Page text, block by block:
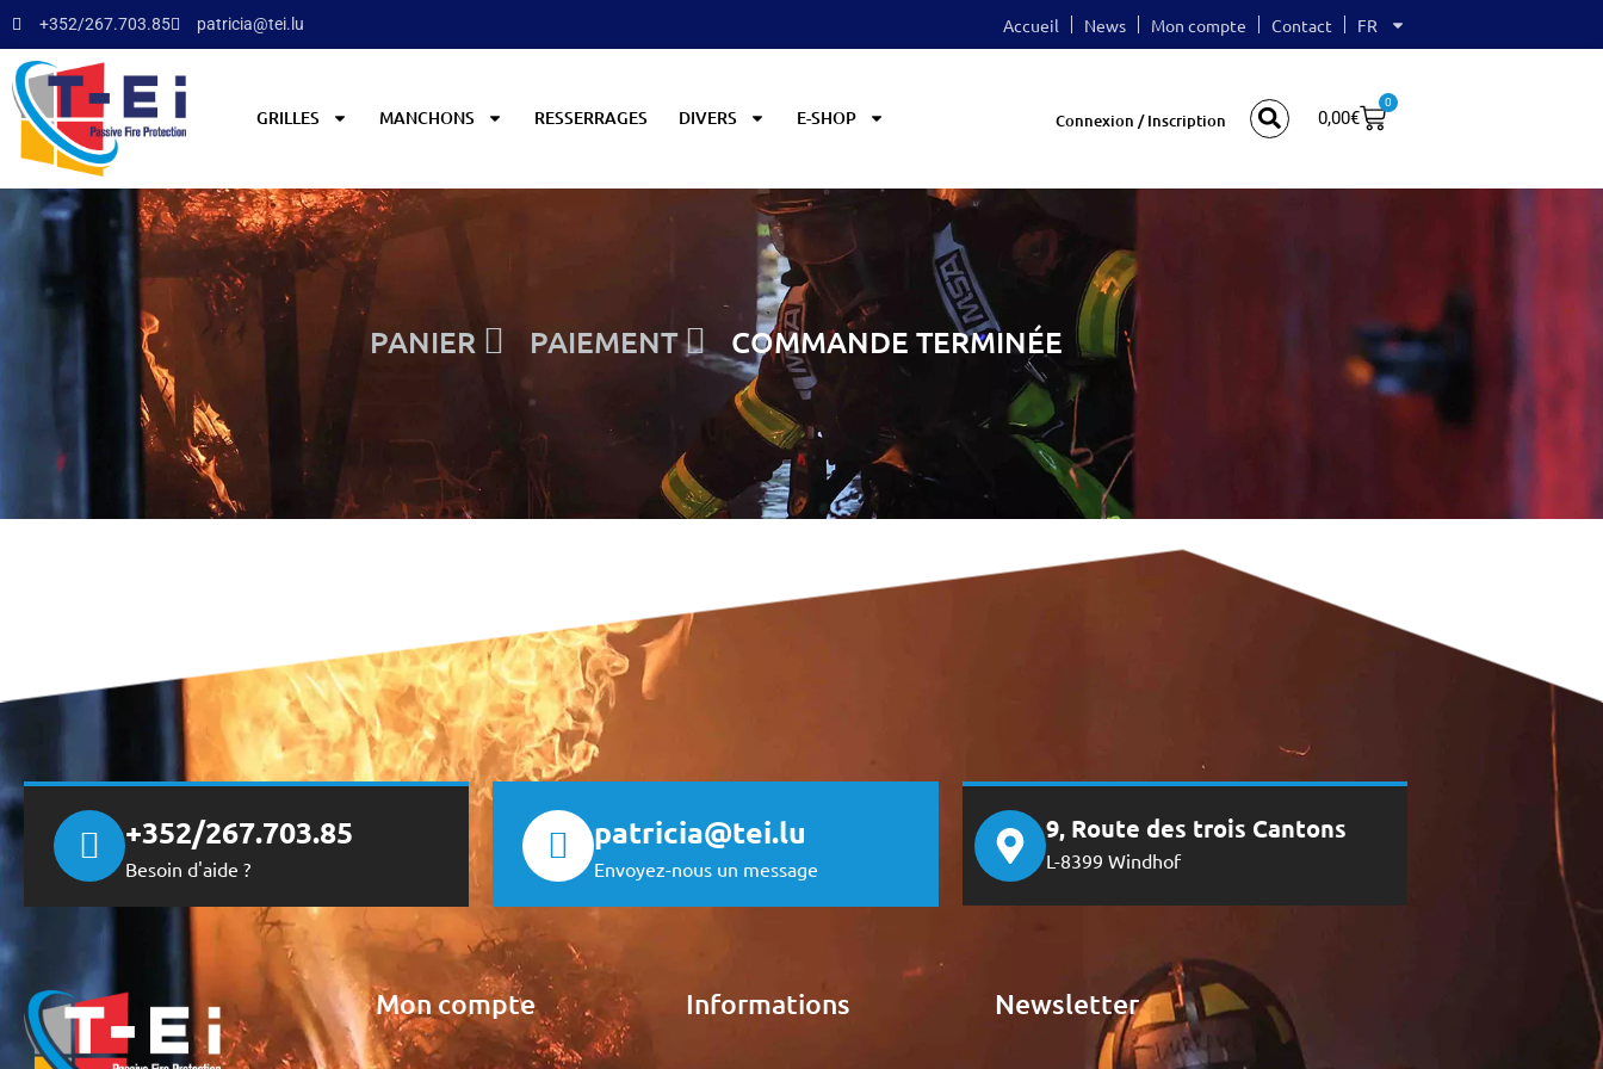
+352/267.703.85 patricia@tei.lu Accueil News Mon compte Contact FR
GRILLES MANCHONS RESSERRAGES DIVERS E-SHOP Connexion / Inscription 0,00€
0
PANIER PAIEMENT COMMANDE TERMINÉE
+352/267.703.85
Besoin d'aide ?
patricia@tei.lu
Envoyez-nous un message
9, Route des trois Cantons
L-8399 Windhof
Mon compte Informations Newsletter